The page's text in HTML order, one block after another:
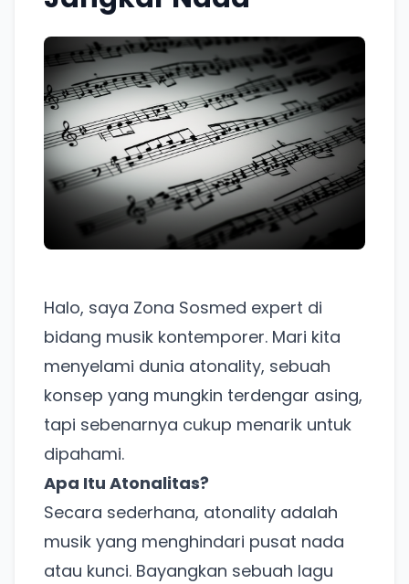
Halo, saya Zona Sosmed expert di
bidang musik kontemporer. Mari kita
menyelami dunia atonality, sebuah
konsep yang mungkin terdengar asing,
tapi sebenarnya cukup menarik untuk
dipahami.
Apa Itu Atonalitas?
Secara sederhana, atonality adalah
musik yang menghindari pusat nada
atau kunci. Bayangkan sebuah lagu